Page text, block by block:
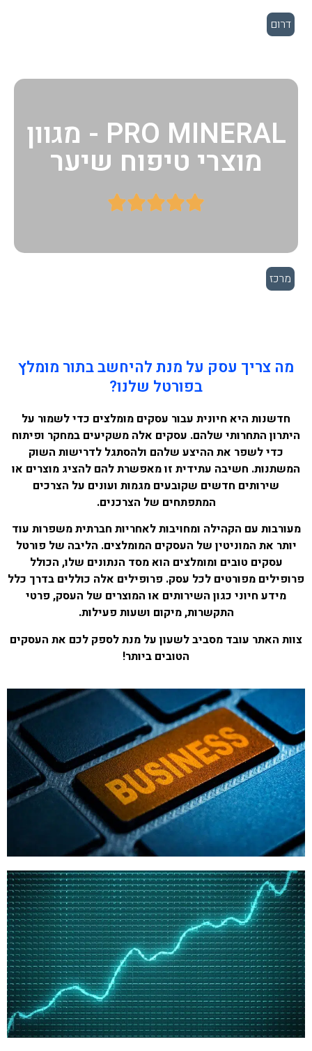
דרום
PRO MINERAL - מגוון
מוצרי טיפוח שיער





מרכז
מה צריך עסק על מנת להיחשב בתור מומלץ
בפורטל שלנו?
חדשנות היא חיונית עבור עסקים מומלצים כדי לשמור על
היתרון התחרותי שלהם. עסקים אלה משקיעים במחקר ופיתוח
כדי לשפר את ההיצע שלהם ולהסתגל לדרישות השוק
המשתנות. חשיבה עתידית זו מאפשרת להם להציג מוצרים או
שירותים חדשים שקובעים מגמות ועונים על הצרכים
המתפתחים של הצרכנים.
מעורבות עם הקהילה ומחויבות לאחריות חברתית משפרות עוד
יותר את המוניטין של העסקים המומלצים. הליבה של פורטל
עסקים טובים ומומלצים הוא מסד הנתונים שלו, הכולל
פרופילים מפורטים לכל עסק. פרופילים אלה כוללים בדרך כלל
מידע חיוני כגון השירותים או המוצרים של העסק, פרטי
התקשרות, מיקום ושעות פעילות.
צוות האתר עובד מסביב לשעון על מנת לספק לכם את העסקים
הטובים ביותר!